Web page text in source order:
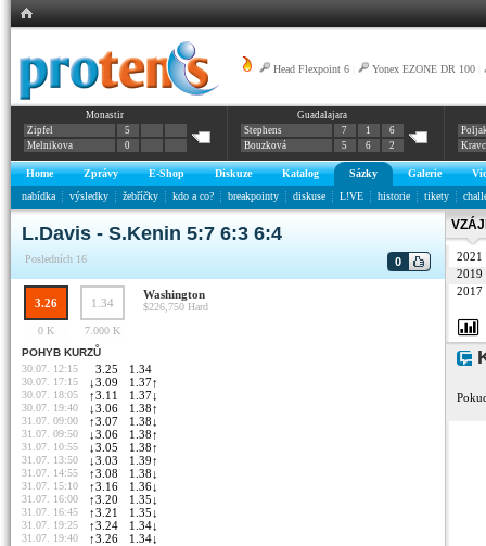
Head Flexpoint 6 Yonex EZONE DR 100
Monastir
Zipfel
5
Melnikova
0
Guadalajara
Stephens
7 1
6
Bouzková
5 6 2
Home Zprávy E-Shop Diskuze Katalog Sázky Galerie
nabídka
výsledky žebříčky kdo a co? breakpointy diskuse L!VE historie tikety
L.Davis - S.Kenin 5:7 6:3 6:4
Posledních 16 0
3.26 1.34
Washington
$226,750 Hard
0 K
7.000 K
POHYB KURZŮ
30.07. 12:15
3.25 1.34
30.07. 17:15 ↓ 3.09 1.37↑
30.07. 18:05 ↑3.11 1.37↓
30.07. 19:40 ↓ 3.06 1.38↑
31.07. 09:00 ↑3.07 1.38 ↓
31.07. 09:50 ↓ 3.06 1.38↑
31.07. 10:55 ↓ 3.05 1.38↑
31.07. 13:50 ↓ 3.03 1.39↑
31.07. 14:55 ↑3.08 1.38 ↓
31.07. 15:10 ↑3.16 1.36↓
31.07. 16:00 ↑3.20 1.35 ↓
31.07. 16:45 ↑3.21 1.35 ↓
31.07. 19:25 ↑3.24 1.34↓
31.07. 19:40 ↑3.26 1.34↓
2021
2019
2017